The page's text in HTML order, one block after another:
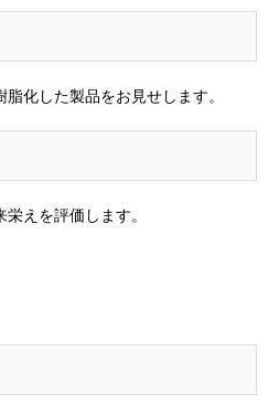
化した製品をお見せします。
えを評価します。